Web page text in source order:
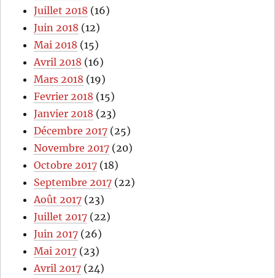
Juillet 2018 (16)
Juin 2018 (12)
Mai 2018 (15)
Avril 2018 (16)
Mars 2018 (19)
Fevrier 2018 (15)
Janvier 2018 (23)
Décembre 2017 (25)
Novembre 2017 (20)
Octobre 2017 (18)
Septembre 2017 (22)
Août 2017 (23)
Juillet 2017 (22)
Juin 2017 (26)
Mai 2017 (23)
Avril 2017 (24)